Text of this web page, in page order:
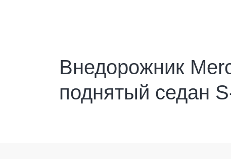
Внедорожник
поднятый седан